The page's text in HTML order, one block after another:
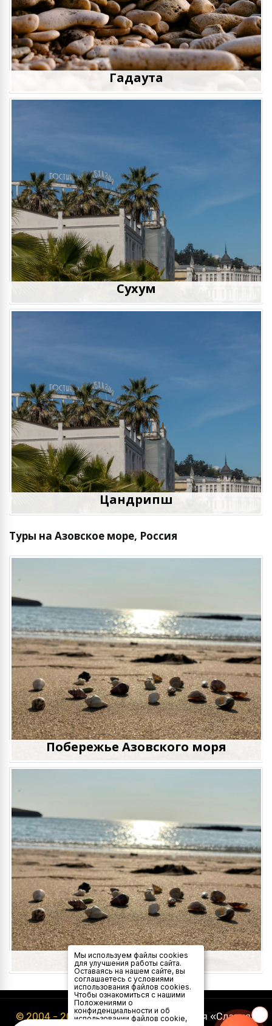
Гадаута
Сухум
Цандрипш
Туры на Азовское море, Россия
Побережье Азовского моря
Голубицкая
© 2004 - 2026 Туристическая компания «Славия»
Мы используем файлы cookies
для улучшения работы сайта.
Оставаясь на нашем сайте, вы
соглашаетесь с условиями
использования файлов cookies.
Чтобы ознакомиться с нашими
Положениями о
конфиденциальности и об
использовании файлов cookie,